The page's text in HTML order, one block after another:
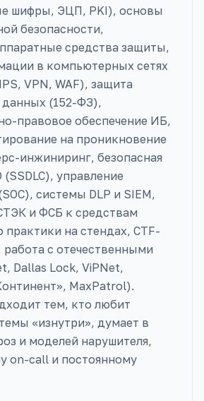
шифры, ЭЦП, PKI), основы
безопасности,
средства защиты,
в компьютерных сетях
VPN, WAF), защита
данных (152-ФЗ),
правовое обеспечение ИБ,
на проникновение
инжиниринг, безопасная
управление
системы DLP и SIEM,
и ФСБ к средствам
на стендах, CTF-
с отечественными
Dallas Lock, ViPNet,
MaxPatrol).
тем, кто любит
«изнутри», думает в
и моделей нарушителя,
on-call и постоянному